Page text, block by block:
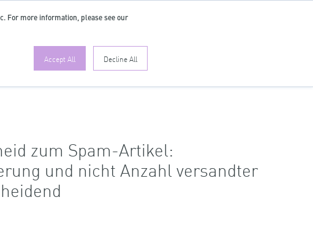
For more information, please see our
Accept All Decline All
zum Spam-Artikel:
und nicht Anzahl versandter